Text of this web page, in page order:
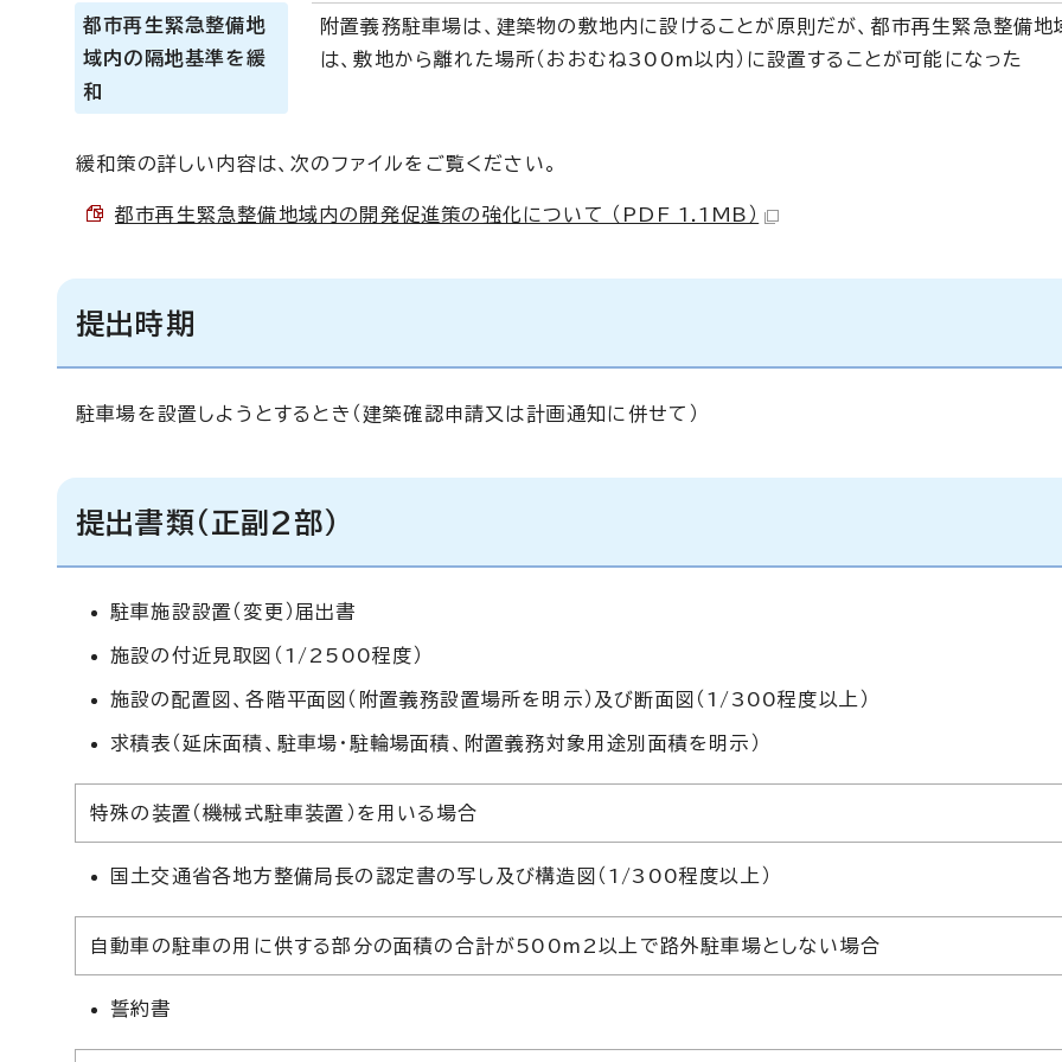
都市再生緊急整備地
域内の隔地基準を緩
和
附置義務駐車場は、建築物の敷地内に設けることが原則だが、都市再生緊急整備地
は、敷地から離れた場所（おおむね300m以内）に設置することが可能になった
緩和策の詳しい内容は、次のファイルをご覧ください。
都市再生緊急整備地域内の開発促進策の強化について （PDF 1.1MB）
提出時期
駐車場を設置しようとするとき（建築確認申請又は計画通知に併せて）
提出書類（正副2部）
駐車施設設置（変更）届出書
施設の付近見取図（1/2500程度）
施設の配置図、各階平面図（附置義務設置場所を明示）及び断面図（1/300程度以上）
求積表（延床面積、駐車場・駐輪場面積、附置義務対象用途別面積を明示）
特殊の装置（機械式駐車装置）を用いる場合
国土交通省各地方整備局長の認定書の写し及び構造図（1/300程度以上）
自動車の駐車の用に供する部分の面積の合計が500m2以上で路外駐車場としない場合
誓約書